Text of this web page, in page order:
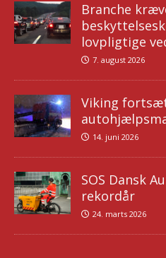
Branche
lovpligtige
7. august 2026
Viking
14. juni 2026
SOS Dansk
rekordår
24. marts 2026